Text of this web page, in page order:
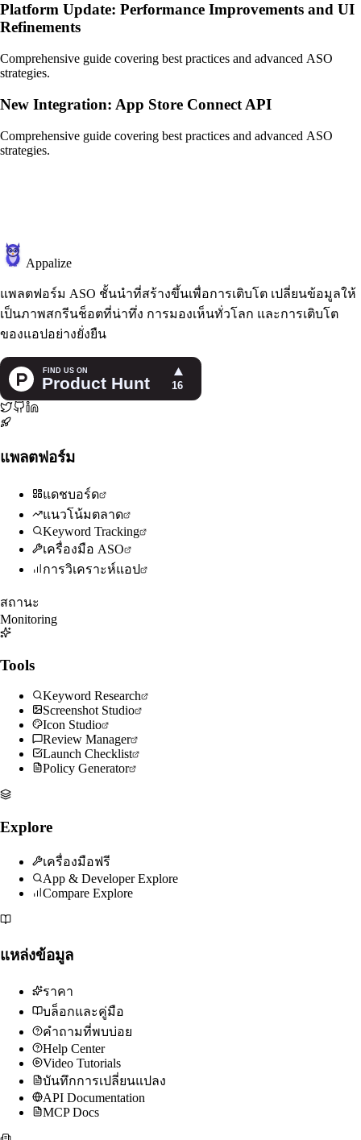
Platform Update: Performance Improvements and UI
Refinements
Comprehensive guide covering best practices and advanced ASO
strategies.
New Integration: App Store Connect API
Comprehensive guide covering best practices and advanced ASO
strategies.
Appalize
แพลตฟอร์ม ASO ชั้นนำที่สร้างขึ้นเพื่อการเติบโต เปลี่ยนข้อมูลให้
เป็นภาพสกรีนช็อตที่น่าทึ่ง การมองเห็นทั่วโลก และการเติบโต
ของแอปอย่างยั่งยืน
แพลตฟอร์ม
แดชบอร์ด
แนวโน้มตลาด
Keyword Tracking
เครื่องมือ ASO
การวิเคราะห์แอป
สถานะ
Monitoring
Tools
Keyword Research
Screenshot Studio
Icon Studio
Review Manager
Launch Checklist
Policy Generator
Explore
เครื่องมือฟรี
App & Developer Explore
Compare Explore
แหล่งข้อมูล
ราคา
บล็อกและคู่มือ
คำถามที่พบบ่อย
Help Center
Video Tutorials
บันทึกการเปลี่ยนแปลง
API Documentation
MCP Docs